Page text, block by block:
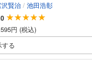
賢治 / 池田浩彰
円 (税込)
る